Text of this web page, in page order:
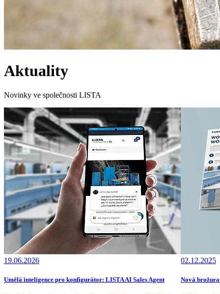
Aktuality
Novinky ve společnosti LISTA
19.06.2026
Umělá inteligence pro konfigurátor: LISTA AI Sales Agent
02.12.2025
Nová